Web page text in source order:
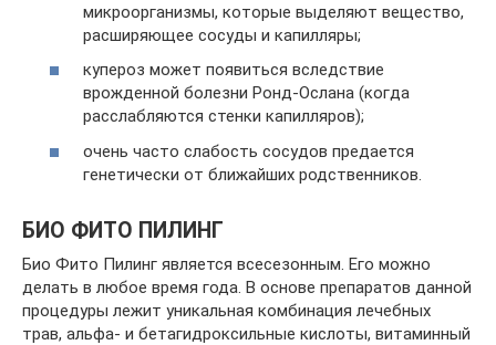
микроорганизмы, которые выделяют вещество,
расширяющее сосуды и капилляры;
купероз может появиться вследствие
врожденной болезни Ронд-Ослана (когда
расслабляются стенки капилляров);
очень часто слабость сосудов предается
генетически от ближайших родственников.
БИО ФИТО ПИЛИНГ
Био Фито Пилинг является всесезонным. Его можно
делать в любое время года. В основе препаратов данной
процедуры лежит уникальная комбинация лечебных
трав, альфа- и бетагидроксильные кислоты, витаминный